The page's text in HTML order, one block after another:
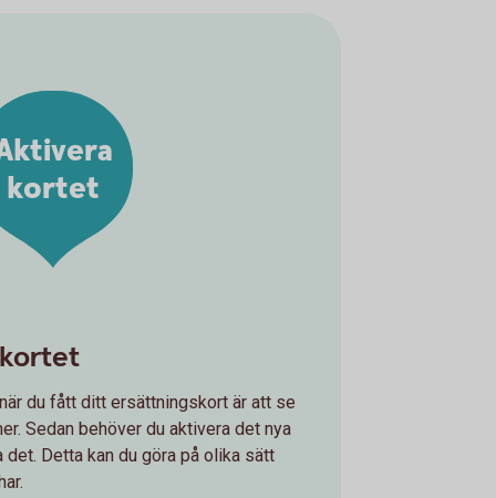
kortet
du fått ditt ersättningskort är att se
Sedan behöver du aktivera det nya
det. Detta kan du göra på olika sätt